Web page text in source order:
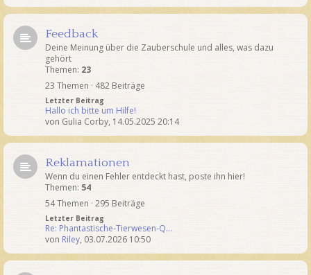
Feedback
Deine Meinung über die Zauberschule und alles, was dazu
gehört
Themen: 23
23 Themen · 482 Beiträge
Letzter Beitrag
Hallo ich bitte um Hilfe!
von Gulia Corby, 14.05.2025 20:14
Reklamationen
Wenn du einen Fehler entdeckt hast, poste ihn hier!
Themen: 54
54 Themen · 295 Beiträge
Letzter Beitrag
Re: Phantastische-Tierwesen-Q…
von Riley, 03.07.2026 10:50